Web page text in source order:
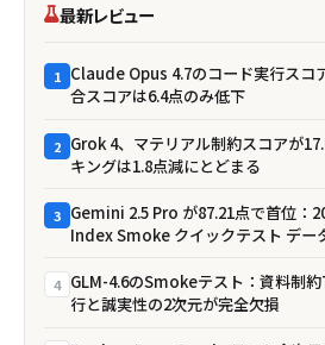
最新レビュー
1 Claude Opus 4.7のコード実行スコ
合スコアは6.4点のみ低下
2 Grok 4、マテリアル制約スコアが
キングは1.8点減にとどまる
3 Gemini 2.5 Pro が87.21点で首位：
Index Smoke クイックテスト デー
4 GLM-4.6のSmokeテスト：資料制
行と誠実性の2次元が完全欠損